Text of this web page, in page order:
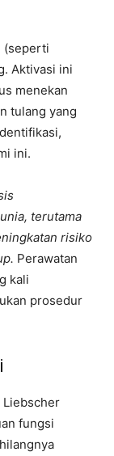
(seperti
Aktivasi ini
menekan
tulang yang
ini.
terutama
risiko
Perawatan
kali
prosedur
fungsi